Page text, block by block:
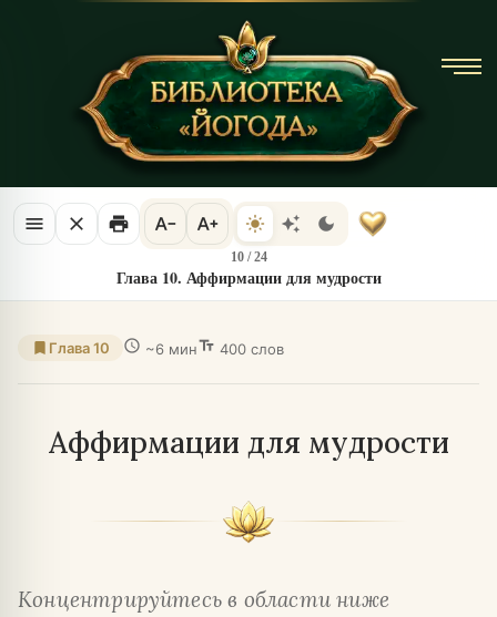
menu
10/24
Глава 10. Аффирмации для мудрости
close print text_decrease text_increase light_mode auto_awesome dark_mode
bookmark Глава 10 schedule ~6 минtext_fields 400 слов
Аффирмации для мудрости
Концентрируйтесь в области ниже